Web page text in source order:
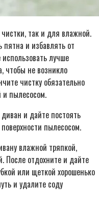
так и для влажной.
пятна и избавлять от
лучше
чтобы не возникло
чистку обязательно
и пылесосом.
и дайте постоять
пылесосом.
влажной тряпкой,
После отдохните и дайте
или щеткой хорошенько
и удалите соду